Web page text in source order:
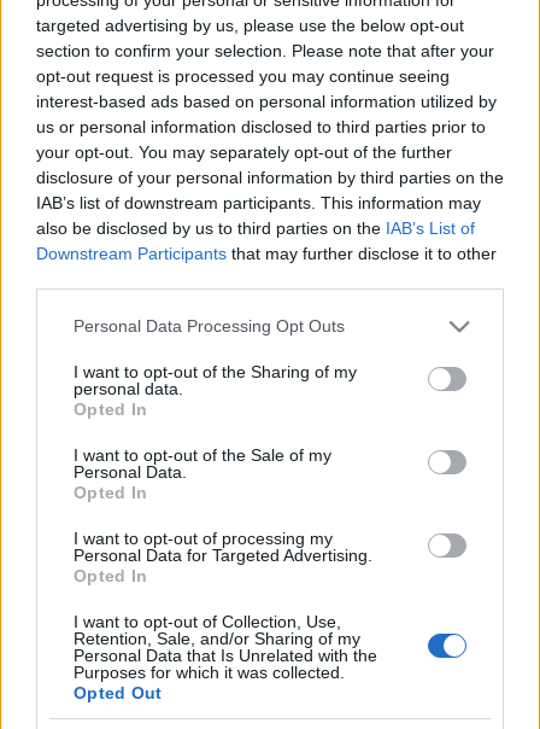
targeted advertising by us, please use the below opt-out
section to confirm your selection. Please note that after your
opt-out request is processed you may continue seeing
interest-based ads based on personal information utilized by
us or personal information disclosed to third parties prior to
your opt-out. You may separately opt-out of the further
disclosure of your personal information by third parties on the
IAB’s list of downstream participants. This information may
also be disclosed by us to third parties on the IAB’s List of
Downstream Participants that may further disclose it to other
Please note that this website/app uses one or more Google
not limited to your visit or usage behaviour. You may click to
grant or deny consent to Google and its third-party tags to
use your data for below specified purposes in below Google
consent section.
Personal Data Processing Opt Outs
I want to opt-out of the Sharing of my
personal data.
Opted In
I want to opt-out of the Sale of my
Personal Data.
Opted In
I want to opt-out of processing my
Personal Data for Targeted Advertising.
Opted In
I want to opt-out of Collection, Use,
Retention, Sale, and/or Sharing of my
Personal Data that Is Unrelated with the
Purposes for which it was collected.
Opted Out
Fou Ts’ong mindent megtett, hogy megtanulja,
évekig tanult Varsóban, aztán harmadik lett a
Chopin-versenyen. Állítólag Julius Katchentől kapott
repülőjegyre pénzt, hogy meneküljön Londonba.
Pedig Lengyelország is menekülés volt, Kínában
maoizmus tombolt, Fou Ts’ong franciából fordító
apját és az anyját öngyilkosságba hajszolta a
rendszer. Addigra ő már a Menuhin család tagja
volt.
Menuhin személye nyilván megkönnyítette vagy
meggyorsította az elfogadást, segített a
Barenboim és köre, és bár Fou Ts’ong lemezei még
ma is kicsit idegenül hangzanak, ő maga végigjárt
egy utat, amelyet kínai vagy távol-keleti zongoristák
szintén végigjárhatnak. Aztán oda is érnek a csúcsra.
Millióból vagy tízmillióból egy.
Címkék: Fou Tsong